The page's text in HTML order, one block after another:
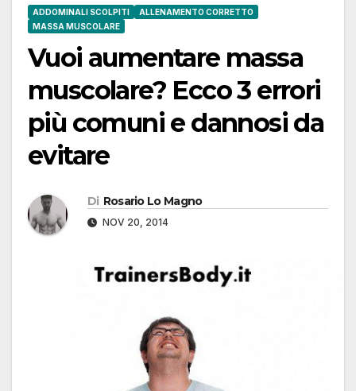
ADDOMINALI SCOLPITI
ALLENAMENTO CORRETTO
MASSA MUSCOLARE
Vuoi aumentare massa
muscolare? Ecco 3 errori
più comuni e dannosi da
evitare
Di Rosario Lo Magno
NOV 20, 2014